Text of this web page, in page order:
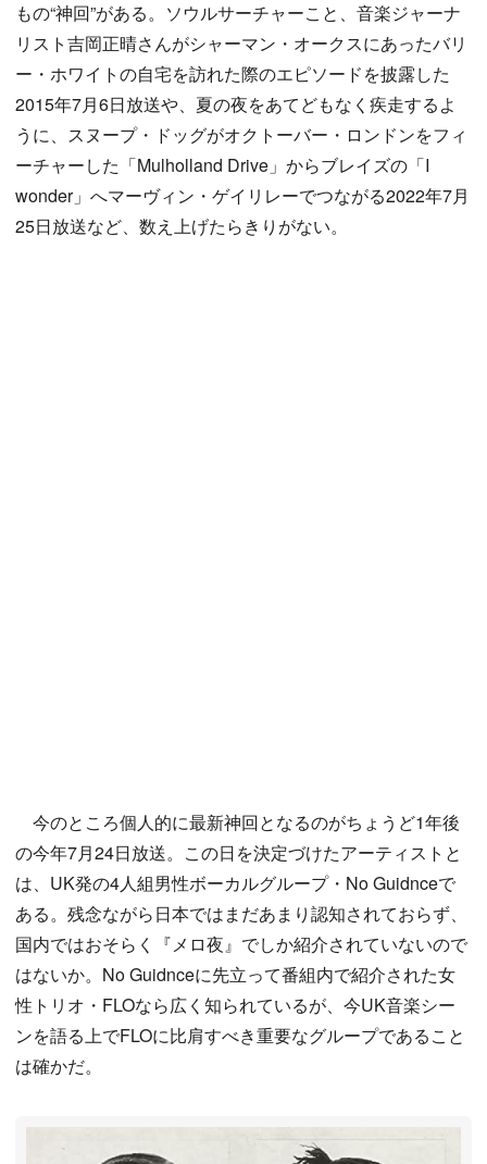
もの“神回”がある。ソウルサーチャーこと、音楽ジャーナ
リスト吉岡正晴さんがシャーマン・オークスにあったバリ
ー・ホワイトの自宅を訪れた際のエピソードを披露した
2015年7月6日放送や、夏の夜をあてどもなく疾走するよ
うに、スヌープ・ドッグがオクトーバー・ロンドンをフィ
ーチャーした「Mulholland Drive」からブレイズの「I
wonder」へマーヴィン・ゲイリレーでつながる2022年7月
25日放送など、数え上げたらきりがない。
今のところ個人的に最新神回となるのがちょうど1年後
の今年7月24日放送。この日を決定づけたアーティストと
は、UK発の4人組男性ボーカルグループ・No Guidnceで
ある。残念ながら日本ではまだあまり認知されておらず、
国内ではおそらく『メロ夜』でしか紹介されていないので
はないか。No Guidnceに先立って番組内で紹介された女
性トリオ・FLOなら広く知られているが、今UK音楽シー
ンを語る上でFLOに比肩すべき重要なグループであること
は確かだ。